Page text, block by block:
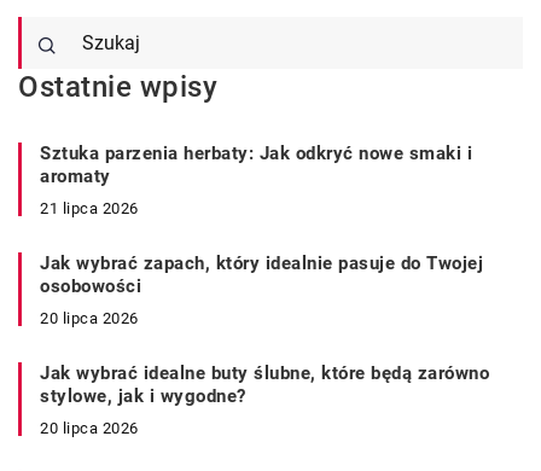
Ostatnie wpisy
Sztuka parzenia herbaty: Jak odkryć nowe smaki i
aromaty
21 lipca 2026
Jak wybrać zapach, który idealnie pasuje do Twojej
osobowości
20 lipca 2026
Jak wybrać idealne buty ślubne, które będą zarówno
stylowe, jak i wygodne?
20 lipca 2026